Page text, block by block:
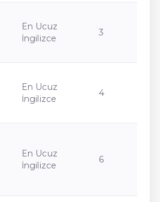
En Ucuz
İngilizce
3
En Ucuz
İngilizce
4
En Ucuz
İngilizce
6